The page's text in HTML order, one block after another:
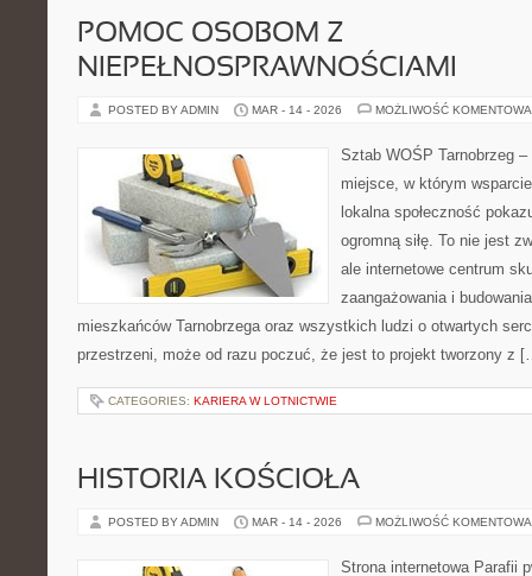
POMOC OSOBOM Z
NIEPEŁNOSPRAWNOŚCIAMI
POSTED BY ADMIN MAR - 14 - 2026 MOŻLIWOŚĆ
Sztab WOŚP Tarnobrzeg
miejsce, w którym
lokalna społeczność
ogromną siłę. To nie jest
ale internetowe centrum
zaangażowania i
mieszkańców Tarnobrzega oraz wszystkich ludzi o otwartych
przestrzeni, może od razu poczuć, że jest to projekt tworzony z
CATEGORIES: KARIERA W LOTNICTWIE
HISTORIA KOŚCIOŁA
POSTED BY ADMIN MAR - 14 - 2026 MOŻLIWOŚĆ
Strona internetowa Parafii